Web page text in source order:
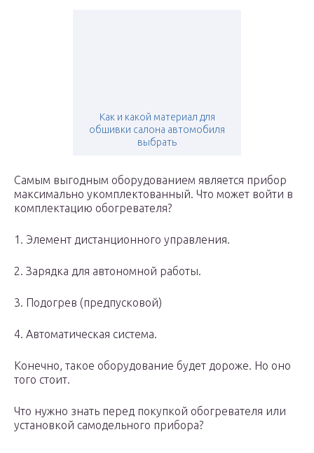
Как и какой материал для
обшивки салона автомобиля
выбрать
Самым выгодным оборудованием является прибор
максимально укомплектованный. Что может войти в
комплектацию обогревателя?
1. Элемент дистанционного управления.
2. Зарядка для автономной работы.
3. Подогрев (предпусковой)
4. Автоматическая система.
Конечно, такое оборудование будет дороже. Но оно
того стоит.
Что нужно знать перед покупкой обогревателя или
установкой самодельного прибора?